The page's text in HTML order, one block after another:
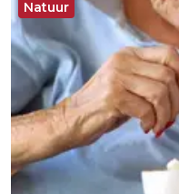
Natuur